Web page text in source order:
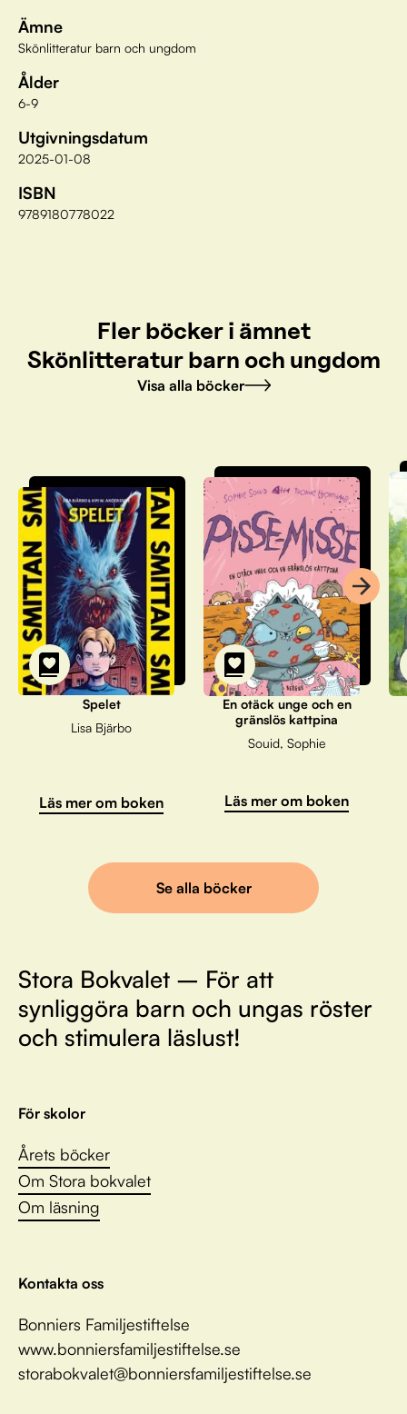
Ämne
Skönlitteratur barn och ungdom
Ålder
6-9
Utgivningsdatum
2025-01-08
ISBN
9789180778022
Fler böcker i ämnet
Skönlitteratur barn och ungdom
Visa alla böcker
Spelet
Lisa Bjärbo
Läs mer om boken
En otäck unge och en
gränslös kattpina
Souid, Sophie
Läs mer om boken
Se alla böcker
Stora Bokvalet – För att
synliggöra barn och ungas röster
och stimulera läslust!
För skolor
Årets böcker
Om Stora bokvalet
Om läsning
Kontakta oss
Bonniers Familjestiftelse
www.bonniersfamiljestiftelse.se
storabokvalet@bonniersfamiljestiftelse.se